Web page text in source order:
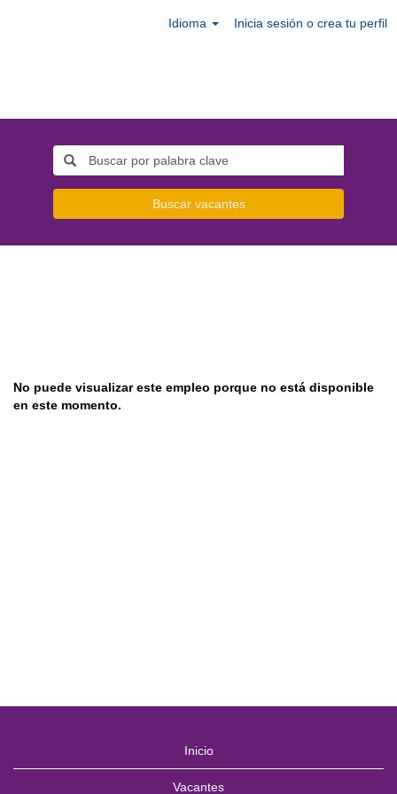
Idioma Inicia sesión o crea tu perfil
Buscar vacantes
No puede visualizar este empleo porque no está disponible
en este momento.
Inicio
Vacantes